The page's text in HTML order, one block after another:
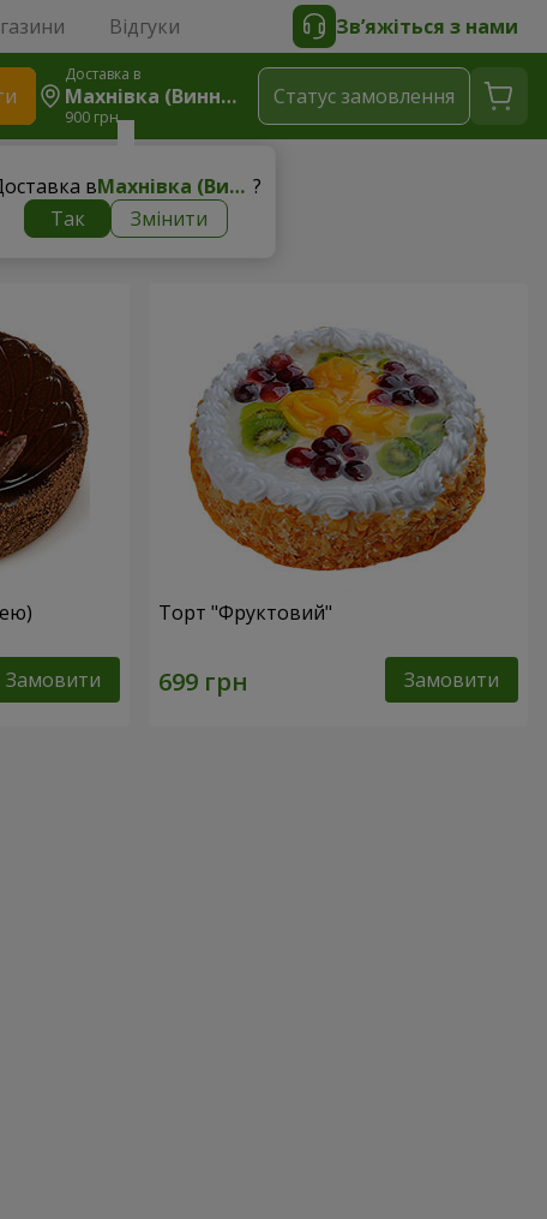
Відгуки Зв’яжіться з нами
Доставка в
Махнівка (Винницький Р-Н)
900 грн
в Махнівка (Винницький р-н) ?
Так
Змінити
Статус замовлення
Замовити
Торт "Фруктовий"
Замовити